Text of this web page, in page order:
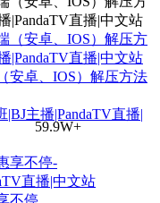
安卓、IOS）解压方法
59.9W+
不停